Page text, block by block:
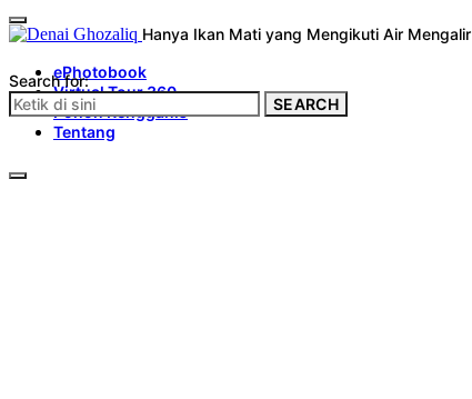
Hanya Ikan Mati yang Mengikuti Air Mengalir
ePhotobook
Virtual Tour 360
Pohon Rengganis
Tentang
Search for:
SEARCH